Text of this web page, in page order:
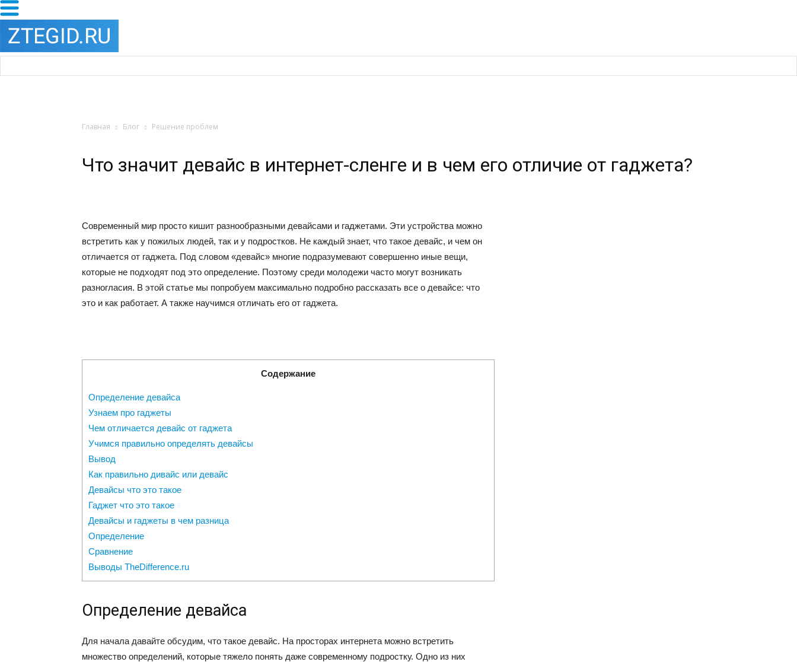
Главная Блог Решение проблем
Что значит девайс в интернет-сленге и в чем его отличие от гаджета?
Современный мир просто кишит разнообразными девайсами и гаджетами. Эти устройства можно
встретить как у пожилых людей, так и у подростков. Не каждый знает, что такое девайс, и чем он
отличается от гаджета. Под словом «девайс» многие подразумевают совершенно иные вещи,
которые не подходят под это определение. Поэтому среди молодежи часто могут возникать
разногласия. В этой статье мы попробуем максимально подробно рассказать все о девайсе: что
это и как работает. А также научимся отличать его от гаджета.
Содержание
Определение девайса
Узнаем про гаджеты
Чем отличается девайс от гаджета
Учимся правильно определять девайсы
Вывод
Как правильно дивайс или девайс
Девайсы что это такое
Гаджет что это такое
Девайсы и гаджеты в чем разница
Определение
Сравнение
Выводы TheDifference.ru
Определение девайса
Для начала давайте обсудим, что такое девайс. На просторах интернета можно встретить
множество определений, которые тяжело понять даже современному подростку. Одно из них